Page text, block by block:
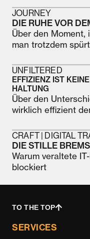
DIGITAL MARKETING
JOURNEY
DIE RUHE VOR
Über den Moment,
man trotzdem
UNFILTERED
EFFIZIENZ IST
HALTUNG
Über den
wirklich effizient
CRAFT | DIGITAL
DIE STILLE
Warum veraltete
blockiert
TO THE TOP
SERVICES